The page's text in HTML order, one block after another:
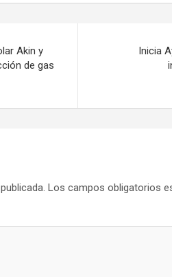
Akin y
de gas
Inicia
Los campos obligatorios